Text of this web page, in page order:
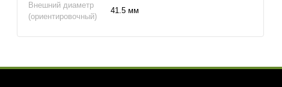
Внешний диаметр
(ориентировочный)
41.5 мм